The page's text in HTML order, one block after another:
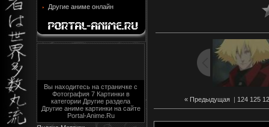
Другие аниме онлайн
Вы находитесь на страничке с
Фотография 7 Картинки в
категории Другие раздела
Другие аниме картинки на сайте
Portal-Anime.Ru
« Предыдущая 124 125